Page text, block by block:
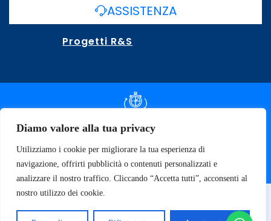
Diamo valore alla tua privacy
Utilizziamo i cookie per migliorare la tua esperienza di
navigazione, offrirti pubblicità o contenuti personalizzati e
analizzare il nostro traffico. Cliccando “Accetta tutti”, acconsenti al
nostro utilizzo dei cookie.
ASSISTENZA
Progetti R&S
DOCUMENTAZIONE SLA
SPECIFICHE TECNICHE
© 2026 SOFT TECNOLOGY | P.IVA 02137470643